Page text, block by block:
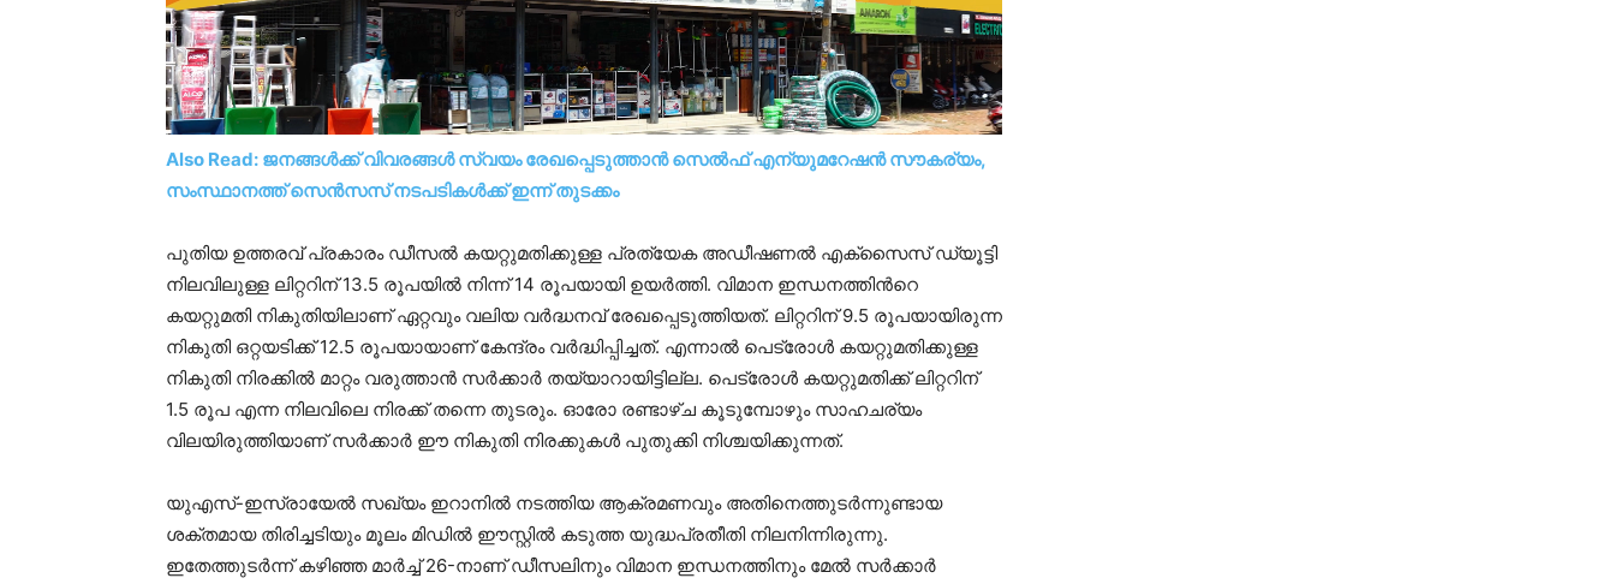
Also Read: ജനങ്ങൾക്ക് വിവരങ്ങൾ സ്വയം രേഖപ്പെടുത്താൻ സെൽഫ് എന്യുമറേഷൻ സൗകര്യം,
സംസ്ഥാനത്ത് സെൻസസ് നടപടികൾക്ക് ഇന്ന് തുടക്കം
പുതിയ ഉത്തരവ് പ്രകാരം ഡീസൽ കയറ്റുമതിക്കുള്ള പ്രത്യേക അഡീഷണൽ എക്സൈസ് ഡ്യൂട്ടി
നിലവിലുള്ള ലിറ്ററിന് 13.5 രൂപയിൽ നിന്ന് 14 രൂപയായി ഉയർത്തി. വിമാന ഇന്ധനത്തിന്‍റെ
കയറ്റുമതി നികുതിയിലാണ് ഏറ്റവും വലിയ വർദ്ധനവ് രേഖപ്പെടുത്തിയത്. ലിറ്ററിന് 9.5 രൂപയായിരുന്ന
നികുതി ഒറ്റയടിക്ക് 12.5 രൂപയായാണ് കേന്ദ്രം വർദ്ധിപ്പിച്ചത്. എന്നാൽ പെട്രോൾ കയറ്റുമതിക്കുള്ള
നികുതി നിരക്കിൽ മാറ്റം വരുത്താൻ സർക്കാർ തയ്യാറായിട്ടില്ല. പെട്രോൾ കയറ്റുമതിക്ക് ലിറ്ററിന്
1.5 രൂപ എന്ന നിലവിലെ നിരക്ക് തന്നെ തുടരും. ഓരോ രണ്ടാഴ്ച കൂടുമ്പോഴും സാഹചര്യം
വിലയിരുത്തിയാണ് സർക്കാർ ഈ നികുതി നിരക്കുകൾ പുതുക്കി നിശ്ചയിക്കുന്നത്.
യുഎസ്-ഇസ്രായേൽ സഖ്യം ഇറാനിൽ നടത്തിയ ആക്രമണവും അതിനെത്തുടർന്നുണ്ടായ
ശക്തമായ തിരിച്ചടിയും മൂലം മിഡിൽ ഈസ്റ്റിൽ കടുത്ത യുദ്ധപ്രതീതി നിലനിന്നിരുന്നു.
ഇതേത്തുടർന്ന് കഴിഞ്ഞ മാർച്ച് 26-നാണ് ഡീസലിനും വിമാന ഇന്ധനത്തിനും മേൽ സർക്കാർ